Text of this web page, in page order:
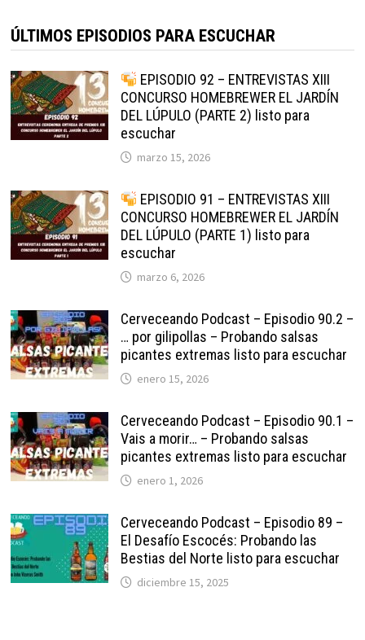
ÚLTIMOS EPISODIOS PARA ESCUCHAR
EPISODIO 92 – ENTREVISTAS XIII
CONCURSO HOMEBREWER EL JARDÍN
DEL LÚPULO (PARTE 2) listo para
escuchar
marzo 15, 2026
EPISODIO 91 – ENTREVISTAS XIII
CONCURSO HOMEBREWER EL JARDÍN
DEL LÚPULO (PARTE 1) listo para
escuchar
marzo 6, 2026
Cerveceando Podcast – Episodio 90.2 –
… por gilipollas – Probando salsas
picantes extremas listo para escuchar
enero 15, 2026
Cerveceando Podcast – Episodio 90.1 –
Vais a morir… – Probando salsas
picantes extremas listo para escuchar
enero 1, 2026
Cerveceando Podcast – Episodio 89 –
El Desafío Escocés: Probando las
Bestias del Norte listo para escuchar
diciembre 15, 2025